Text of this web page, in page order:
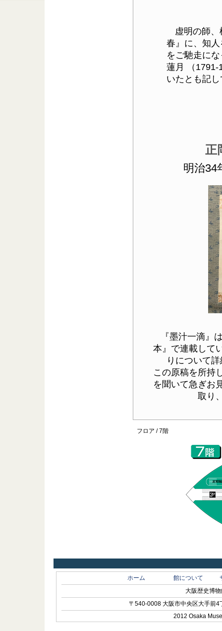
虚明の師
春』に、知
をご馳走に
蓮月 （1791-
いたとも記
正
明治34
『墨汁一滴』
本』で連載して
りについて
この原稿を所持
を聞いて急ぎお
取り
フロア / 7階
ホーム 館について
大阪歴史博
〒540-0008 大阪市中央区大手
2012 Osaka